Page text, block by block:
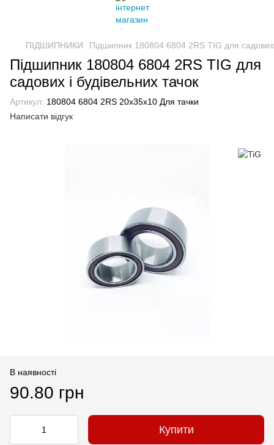
ПІДШИПНИКИ Підшипник 180804 6804 2RS TIG для садових
Підшипник 180804 6804 2RS TIG для
садових і будівельних тачок
Артикул: 180804 6804 2RS 20х35х10 Для тачки
Написати відгук
В наявності
90.80 грн
Купити